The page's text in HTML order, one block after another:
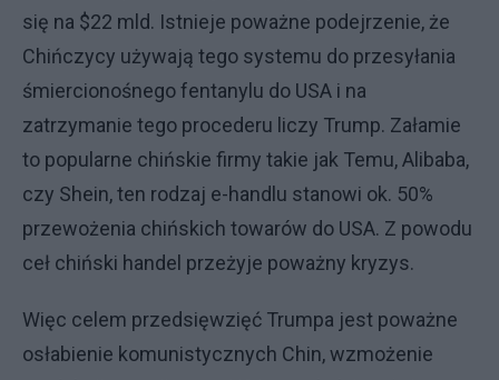
się na $22 mld. Istnieje poważne podejrzenie, że
Chińczycy używają tego systemu do przesyłania
śmiercionośnego fentanylu do USA i na
zatrzymanie tego procederu liczy Trump. Załamie
to popularne chińskie firmy takie jak Temu, Alibaba,
czy Shein, ten rodzaj e-handlu stanowi ok. 50%
przewożenia chińskich towarów do USA. Z powodu
ceł chiński handel przeżyje poważny kryzys.
Więc celem przedsięwzięć Trumpa jest poważne
osłabienie komunistycznych Chin, wzmożenie